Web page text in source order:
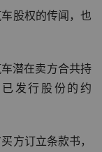
股权的传闻，也
潜在卖方合共持
发行股份的约
方订立条款书，